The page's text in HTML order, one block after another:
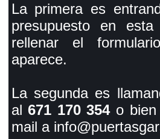
La primera es
presupuesto en
rellenar el
aparece.
La segunda es
al671 170 354o bien
mail a